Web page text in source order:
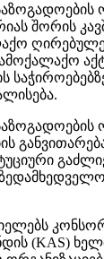
შორის
(KAS)